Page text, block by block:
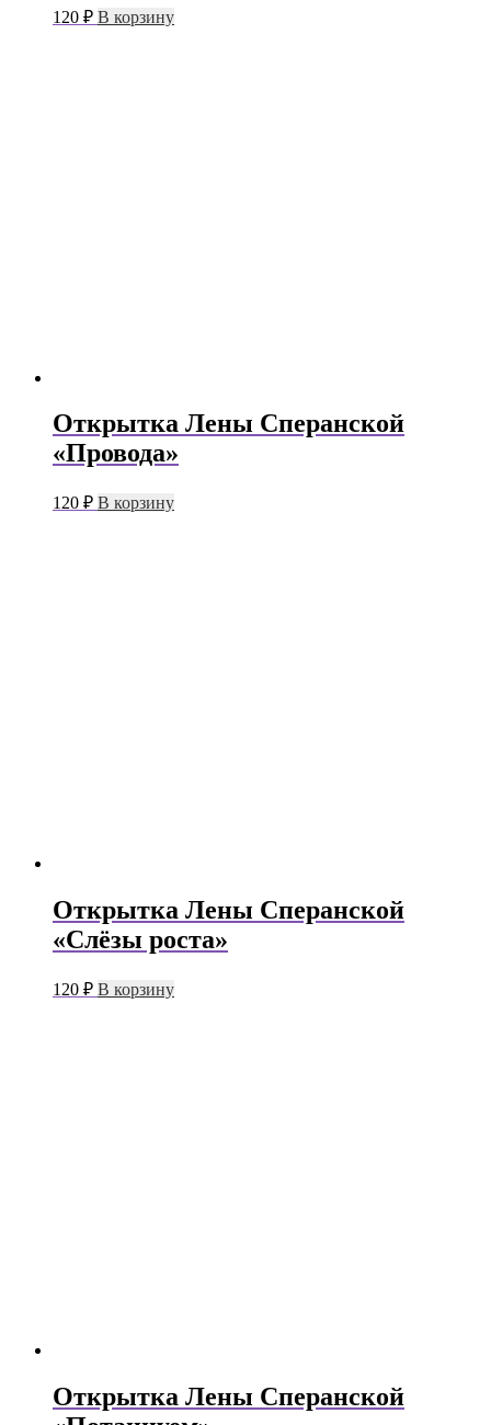
120 ₽ В корзину
Открытка Лены Сперанской
«Провода»
120 ₽ В корзину
Открытка Лены Сперанской
«Слёзы роста»
120 ₽ В корзину
Открытка Лены Сперанской